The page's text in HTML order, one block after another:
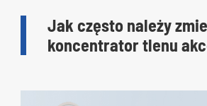
Jak często należy
koncentrator tlenu